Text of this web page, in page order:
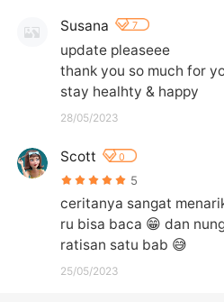
Susana 7
update pleaseee
thank you so much for
stay healhty & happy
28/05/2023
Scott 0
5
ceritanya sangat
ru bisa baca 😁 dan
ratisan satu bab 😅
25/05/2023